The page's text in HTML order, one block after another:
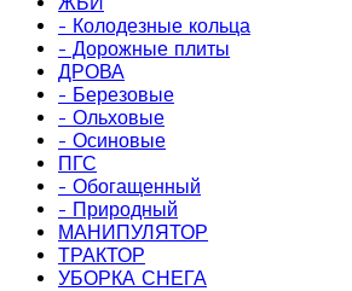
- Колодезные кольца
- Дорожные плиты
ДРОВА
- Березовые
- Ольховые
- Осиновые
ПГС
- Обогащенный
- Природный
МАНИПУЛЯТОР
ТРАКТОР
УБОРКА СНЕГА